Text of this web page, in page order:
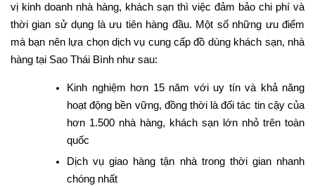
vị kinh doanh nhà hàng, khách sạn thì việc đảm bảo chi phí và
thời gian sử dụng là ưu tiên hàng đầu. Một số những ưu điểm
mà bạn nên lựa chọn dịch vụ cung cấp đồ dùng khách sạn, nhà
hàng tại Sao Thái Bình như sau:
Kinh nghiệm hơn 15 năm với uy tín và khả năng
hoạt động bền vững, đồng thời là đối tác tin cậy của
hơn 1.500 nhà hàng, khách sạn lớn nhỏ trên toàn
quốc
Dịch vụ giao hàng tận nhà trong thời gian nhanh
chóng nhất